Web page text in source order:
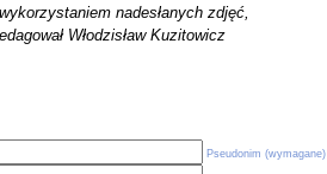
nadesłanych zdjęć,
Włodzisław Kuzitowicz
Pseudonim (wymagane)